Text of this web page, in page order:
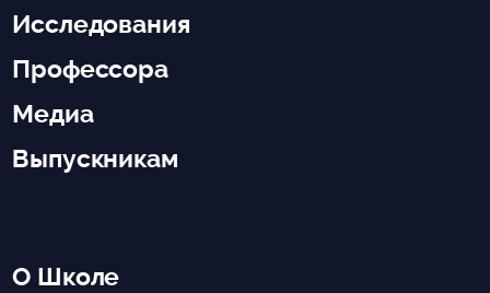
Исследования
Профессора
Медиа
Выпускникам
О Школе